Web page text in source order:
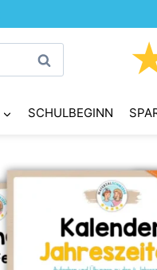
Suchen
SCHULBEGINN